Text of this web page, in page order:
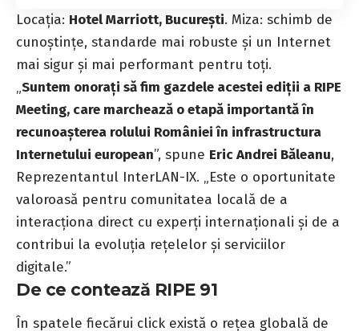
Locația: Hotel Marriott, București. Miza: schimb de
cunoștințe, standarde mai robuste și un Internet
mai sigur și mai performant pentru toți.
„Suntem onorați să fim gazdele acestei ediții a RIPE
Meeting, care marchează o etapă importantă în
recunoașterea rolului României în infrastructura
Internetului european”, spune Eric Andrei Băleanu,
Reprezentantul InterLAN-IX. „Este o oportunitate
valoroasă pentru comunitatea locală de a
interacționa direct cu experți internaționali și de a
contribui la evoluția rețelelor și serviciilor
digitale.”
De ce contează RIPE 91
În spatele fiecărui click există o rețea globală de